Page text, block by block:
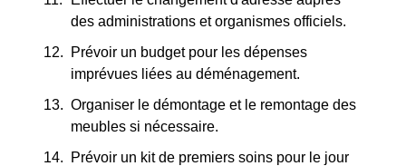
des administrations et organismes officiels.
Prévoir un budget pour les dépenses
imprévues liées au déménagement.
Organiser le démontage et le remontage des
meubles si nécessaire.
Prévoir un kit de premiers soins pour le jour